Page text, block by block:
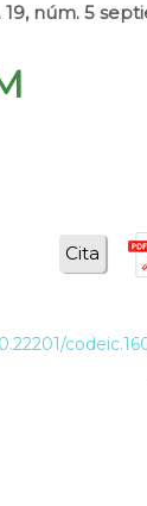
19, núm. 5
Cita